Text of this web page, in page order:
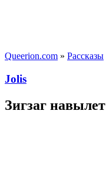
Queerion.com » Рассказы
Jolis
Зигзаг навылет